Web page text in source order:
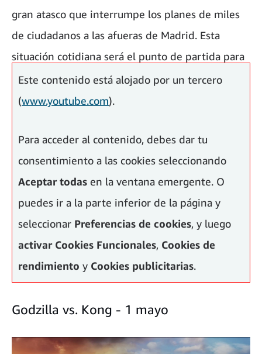
gran atasco que interrumpe los planes de miles
de ciudadanos a las afueras de Madrid. Esta
situación cotidiana será el punto de partida para
tramas inesperadas, cómicas y emotivas.
Este contenido está alojado por un tercero
(www.youtube.com).
Para acceder al contenido, debes dar tu
consentimiento a las cookies seleccionando
Aceptar todas en la ventana emergente. O
puedes ir a la parte inferior de la página y
seleccionar Preferencias de cookies, y luego
activar Cookies Funcionales, Cookies de
rendimiento y Cookies publicitarias.
Godzilla vs. Kong - 1 mayo